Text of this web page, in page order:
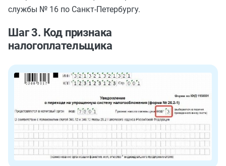
службы № 16 по Санкт-Петербургу.
Шаг 3. Код признака
налогоплательщика